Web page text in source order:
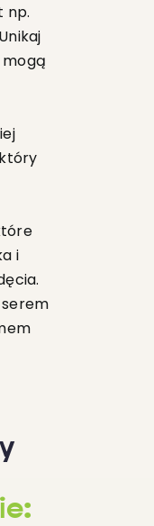
np.
i
serem